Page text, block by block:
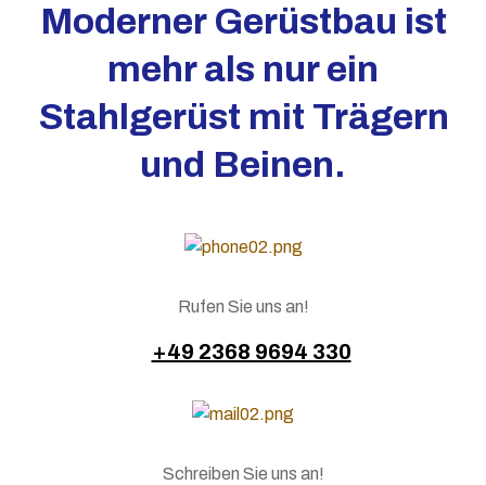
Moderner Gerüstbau ist
mehr als nur ein
Stahlgerüst mit Trägern
und Beinen.
Rufen Sie uns an!
+49 2368 9694 330
Schreiben Sie uns an!